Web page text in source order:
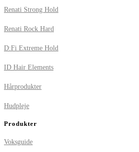
Renati Strong Hold
Renati Rock Hard
D:Fi Extreme Hold
ID Hair Elements
Hårprodukter
Hudpleje
Produkter
Voksguide